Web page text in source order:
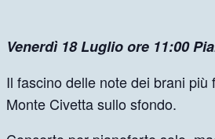
Venerdì 18 Luglio ore 11:00
Il fascino delle note dei brani
Monte Civetta sullo sfondo.